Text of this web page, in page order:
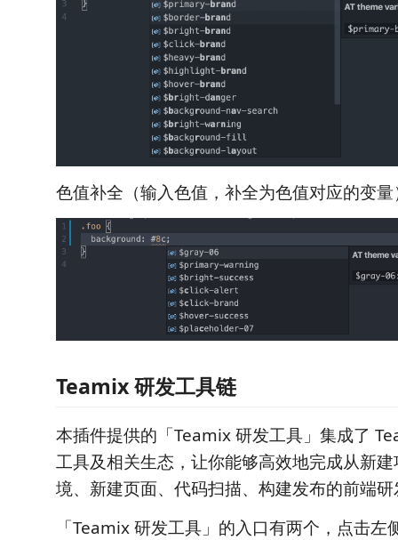
色值补全（输入色值，补全为色值对应的变
Teamix 研发工具链
本插件提供的「Teamix 研发工具」集成了
工具及相关生态，让你能够高效地完成从新
境、新建页面、代码扫描、构建发布的前端
「Teamix 研发工具」的入口有两个，点击左